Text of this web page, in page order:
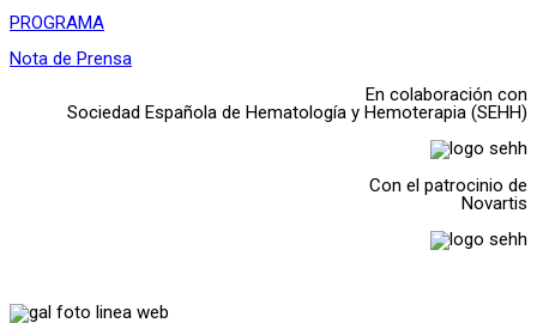
PROGRAMA
Nota de Prensa
En colaboración con
Sociedad Española de Hematología y Hemoterapia (SEHH)
Con el patrocinio de
Novartis